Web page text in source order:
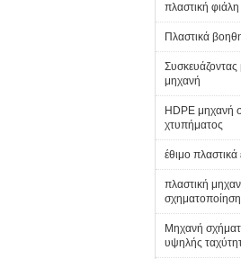
πλαστική
Πλαστικά
Συσκευάζοντας
μηχανή
HDPE μηχανή
χτυπήματος
έθιμο πλαστικά
πλαστική
Μηχανή
υψηλής